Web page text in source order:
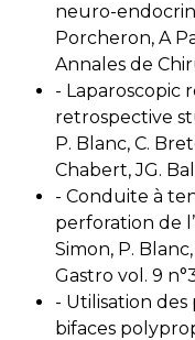
neuro-
Porcheron, A
Annales de
- Laparoscopic
retrospective
P. Blanc, C.
Chabert, JG.
- Conduite à
perforation de
Simon, P.
Gastro vol. 9
- Utilisation
bifaces